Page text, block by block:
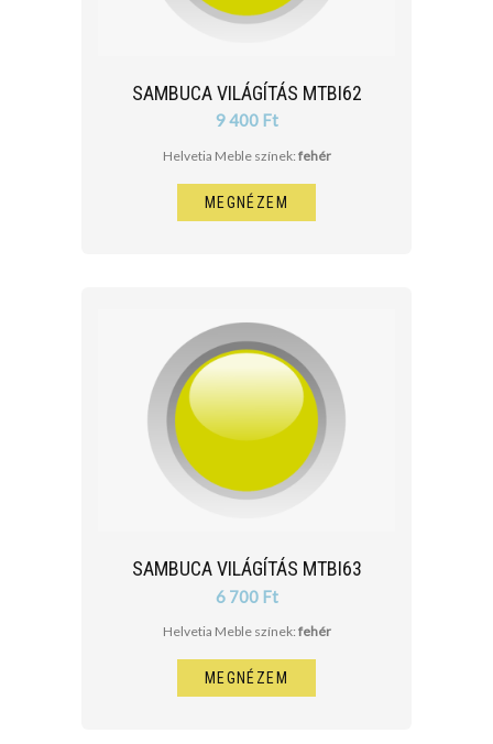
SAMBUCA VILÁGÍTÁS MTBI62
9 400 Ft
Helvetia Meble színek: fehér
MEGNÉZEM
SAMBUCA VILÁGÍTÁS MTBI63
6 700 Ft
Helvetia Meble színek: fehér
MEGNÉZEM